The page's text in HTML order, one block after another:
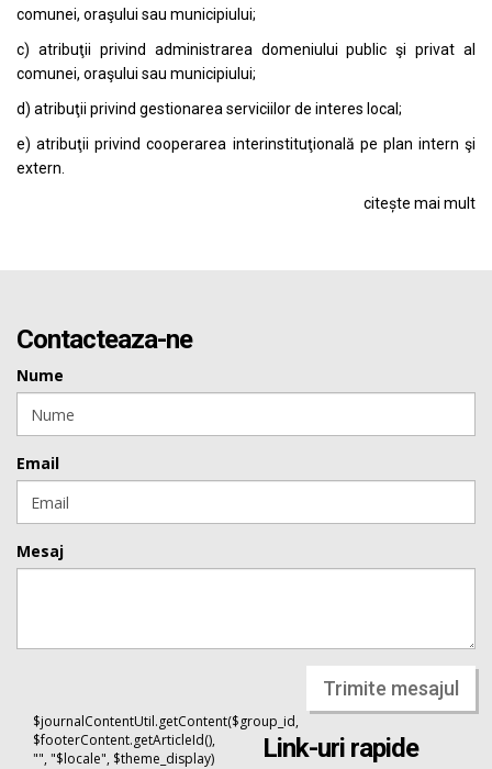
comunei, oraşului sau municipiului;
c) atribuţii privind administrarea domeniului public şi privat al
comunei, oraşului sau municipiului;
d) atribuţii privind gestionarea serviciilor de interes local;
e) atribuţii privind cooperarea interinstituţională pe plan intern şi
extern.
citește mai mult
Contacteaza-ne
Nume
Email
Mesaj
Trimite mesajul
$journalContentUtil.getContent($group_id,
$footerContent.getArticleId(),
"", "$locale", $theme_display)
Link-uri rapide